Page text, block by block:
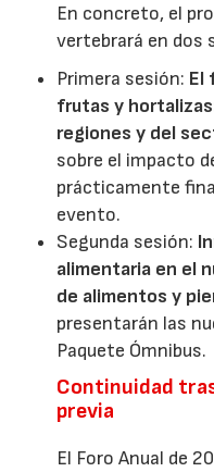
En concreto, el
vertebrará en dos
Primera sesión: El
frutas y
regiones y del
sobre el impacto
prácticamente
evento.
Segunda sesión:
alimentaria en el
de alimentos y
presentarán las
Paquete Ómnibus.
Continuidad
previa
El Foro Anual de